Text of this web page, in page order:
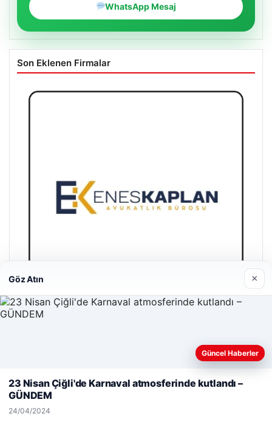
WhatsApp Mesaj
Son Eklenen Firmalar
Web sitemizi nasıl kullandığınızı daha iyi anlayabilmek,
kullanıyoruz.Çerez Politikamız
Göz Atın ×
Güncel Haberler
23 Nisan Çiğli'de Karnaval atmosferinde kutlandı –
GÜNDEM
24/04/2024